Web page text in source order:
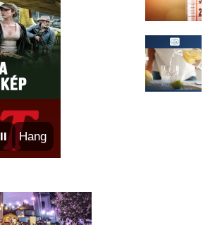
⏸ Hang